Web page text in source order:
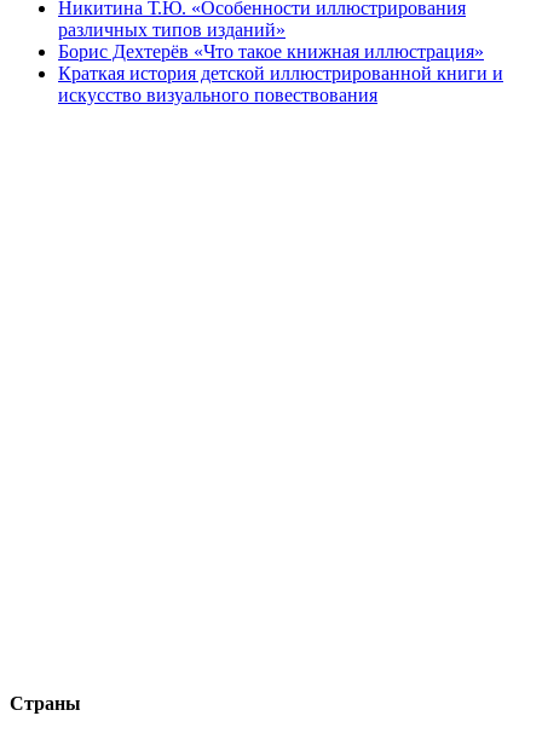
Никитина Т.Ю. «Особенности иллюстрирования
различных типов изданий»
Борис Дехтерёв «Что такое книжная иллюстрация»
Краткая история детской иллюстрированной книги и
искусство визуального повествования
Страны